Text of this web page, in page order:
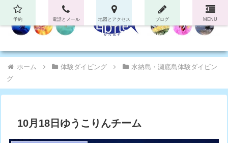
ホーム 体験ダイビング
水納島・瀬底島体験ダイビン
グ
10月18日ゆうこりんチーム
予約 電話とメール 地図とアクセス ブログ MENU